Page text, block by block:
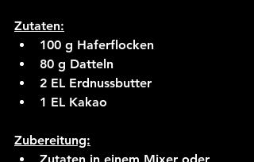
Zutaten:
100 g Haferflocken
80 g Datteln
2 EL Erdnussbutter
1 EL Kakao
Zubereitung: